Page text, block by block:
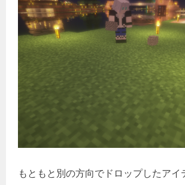
もともと別の方向でドロップしたアイ